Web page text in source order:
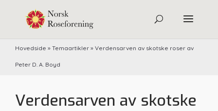
Hovedside »Temaartikler »Verdensarven av skotske roser av
Peter D. A. Boyd
Verdensarven av skotske